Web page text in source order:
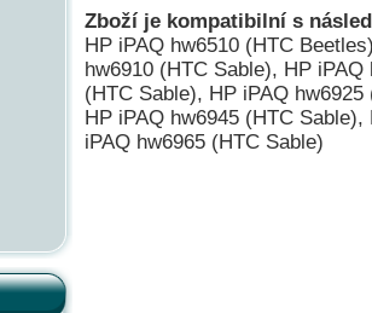
Zboží je kompatibilní s
HP iPAQ hw6510 (HTC
hw6910 (HTC Sable), HP
(HTC Sable), HP iPAQ
HP iPAQ hw6945 (HTC
iPAQ hw6965 (HTC Sable)